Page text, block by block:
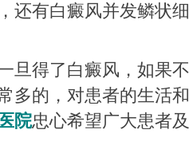
还有白癜风并发鳞状
旦得了白癜风，如果
多的，对患者的生活
院忠心希望广大患者